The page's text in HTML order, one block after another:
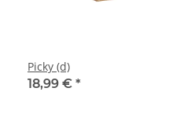
Picky (d)
18,99 € *